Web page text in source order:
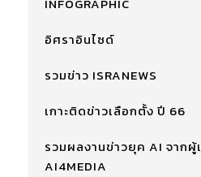
INFOGRAPHIC
อิศราอินไซด์
รวมข่าว ISRANEWS
เกาะติดข่าวเลือกตั้ง ปี 66
รวมผลงานข่าวยุค AI จาก
AI4MEDIA